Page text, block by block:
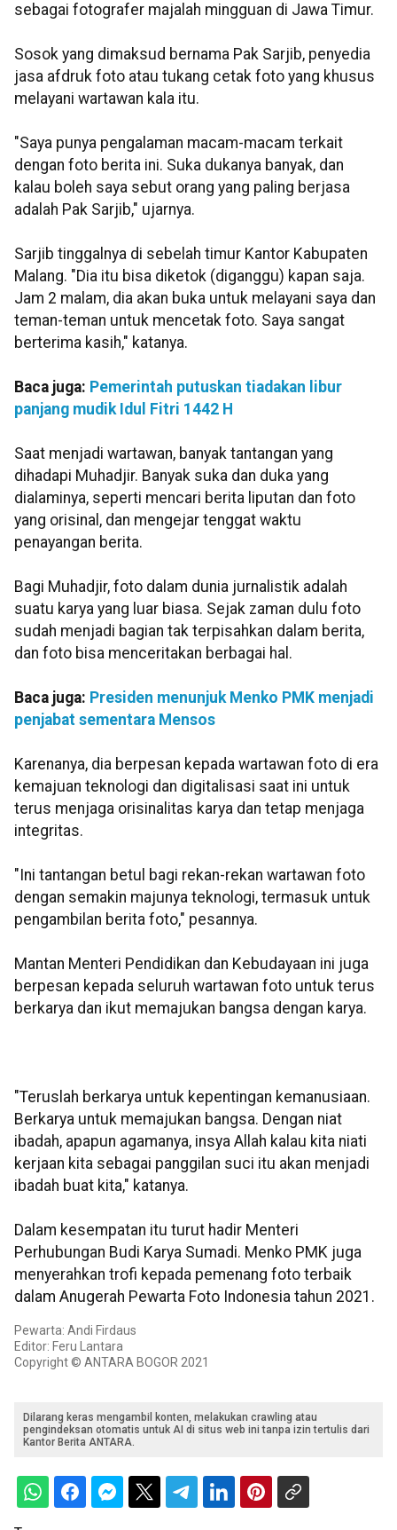
sebagai fotografer majalah mingguan di Jawa Timur.
Sosok yang dimaksud bernama Pak Sarjib, penyedia
jasa afdruk foto atau tukang cetak foto yang khusus
melayani wartawan kala itu.
"Saya punya pengalaman macam-macam terkait
dengan foto berita ini. Suka dukanya banyak, dan
kalau boleh saya sebut orang yang paling berjasa
adalah Pak Sarjib," ujarnya.
Sarjib tinggalnya di sebelah timur Kantor Kabupaten
Malang. "Dia itu bisa diketok (diganggu) kapan saja.
Jam 2 malam, dia akan buka untuk melayani saya dan
teman-teman untuk mencetak foto. Saya sangat
berterima kasih," katanya.
Baca juga: Pemerintah putuskan tiadakan libur
panjang mudik Idul Fitri 1442 H
Saat menjadi wartawan, banyak tantangan yang
dihadapi Muhadjir. Banyak suka dan duka yang
dialaminya, seperti mencari berita liputan dan foto
yang orisinal, dan mengejar tenggat waktu
penayangan berita.
Bagi Muhadjir, foto dalam dunia jurnalistik adalah
suatu karya yang luar biasa. Sejak zaman dulu foto
sudah menjadi bagian tak terpisahkan dalam berita,
dan foto bisa menceritakan berbagai hal.
Baca juga: Presiden menunjuk Menko PMK menjadi
penjabat sementara Mensos
Karenanya, dia berpesan kepada wartawan foto di era
kemajuan teknologi dan digitalisasi saat ini untuk
terus menjaga orisinalitas karya dan tetap menjaga
integritas.
"Ini tantangan betul bagi rekan-rekan wartawan foto
dengan semakin majunya teknologi, termasuk untuk
pengambilan berita foto," pesannya.
Mantan Menteri Pendidikan dan Kebudayaan ini juga
berpesan kepada seluruh wartawan foto untuk terus
berkarya dan ikut memajukan bangsa dengan karya.
"Teruslah berkarya untuk kepentingan kemanusiaan.
Berkarya untuk memajukan bangsa. Dengan niat
ibadah, apapun agamanya, insya Allah kalau kita niati
kerjaan kita sebagai panggilan suci itu akan menjadi
ibadah buat kita," katanya.
Dalam kesempatan itu turut hadir Menteri
Perhubungan Budi Karya Sumadi. Menko PMK juga
menyerahkan trofi kepada pemenang foto terbaik
dalam Anugerah Pewarta Foto Indonesia tahun 2021.
Pewarta: Andi Firdaus
Editor: Feru Lantara
Copyright © ANTARA BOGOR 2021
Dilarang keras mengambil konten, melakukan crawling atau
pengindeksan otomatis untuk AI di situs web ini tanpa izin tertulis dari
Kantor Berita ANTARA.